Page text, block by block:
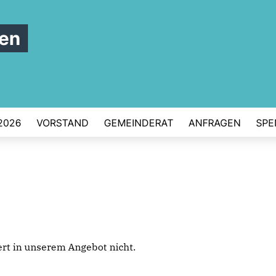
VORSTAND GEMEINDERAT ANFRAGEN
in unserem Angebot nicht.